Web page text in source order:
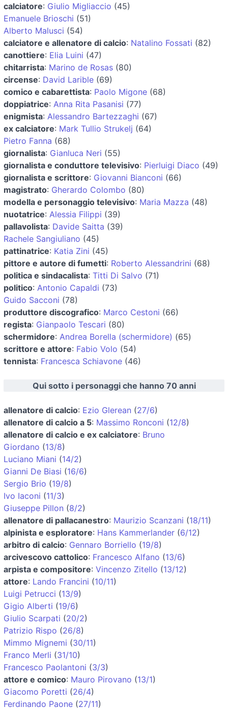
calciatore: Giulio Migliaccio (45)
Emanuele Brioschi (51)
Alberto Malusci (54)
calciatore e allenatore di calcio: Natalino Fossati (82)
canottiere: Elia Luini (47)
chitarrista: Marino de Rosas (80)
circense: David Larible (69)
comico e cabarettista: Paolo Migone (68)
doppiatrice: Anna Rita Pasanisi (77)
enigmista: Alessandro Bartezzaghi (67)
ex calciatore: Mark Tullio Strukelj (64)
Pietro Fanna (68)
giornalista: Gianluca Neri (55)
giornalista e conduttore televisivo: Pierluigi Diaco (49)
giornalista e scrittore: Giovanni Bianconi (66)
magistrato: Gherardo Colombo (80)
modella e personaggio televisivo: Maria Mazza (48)
nuotatrice: Alessia Filippi (39)
pallavolista: Davide Saitta (39)
Rachele Sangiuliano (45)
pattinatrice: Katia Zini (45)
pittore e autore di fumetti: Roberto Alessandrini (68)
politica e sindacalista: Titti Di Salvo (71)
politico: Antonio Capaldi (73)
Guido Sacconi (78)
produttore discografico: Marco Cestoni (66)
regista: Gianpaolo Tescari (80)
schermidore: Andrea Borella (schermidore) (65)
scrittore e attore: Fabio Volo (54)
tennista: Francesca Schiavone (46)
Qui sotto i personaggi che hanno 70 anni
allenatore di calcio: Ezio Glerean (27/6)
allenatore di calcio a 5: Massimo Ronconi (12/8)
allenatore di calcio e ex calciatore: Bruno
Giordano (13/8)
Luciano Miani (14/2)
Gianni De Biasi (16/6)
Sergio Brio (19/8)
Ivo Iaconi (11/3)
Giuseppe Pillon (8/2)
allenatore di pallacanestro: Maurizio Scanzani (18/11)
alpinista e esploratore: Hans Kammerlander (6/12)
arbitro di calcio: Gennaro Borriello (19/8)
arcivescovo cattolico: Francesco Alfano (13/6)
arpista e compositore: Vincenzo Zitello (13/12)
attore: Lando Francini (10/11)
Luigi Petrucci (13/9)
Gigio Alberti (19/6)
Giulio Scarpati (20/2)
Patrizio Rispo (26/8)
Mimmo Mignemi (30/11)
Franco Merli (31/10)
Francesco Paolantoni (3/3)
attore e comico: Mauro Pirovano (13/1)
Giacomo Poretti (26/4)
Ferdinando Paone (27/11)